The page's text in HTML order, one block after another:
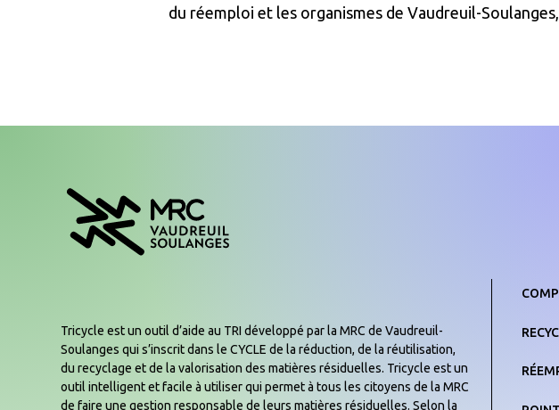
du réemploi et les organismes de Vaudreuil-
Tricycle est un outil d’aide au TRI développé par la MRC de Vaudreuil-
Soulanges qui s’inscrit dans le CYCLE de la réduction, de la réutilisation,
du recyclage et de la valorisation des matières résiduelles. Tricycle est un
outil intelligent et facile à utiliser qui permet à tous les citoyens de la MRC
de faire une gestion responsable de leurs matières résiduelles. Selon la